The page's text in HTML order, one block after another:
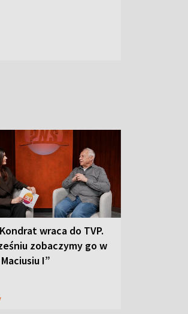
wraca do TVP.
zobaczymy go w
I”